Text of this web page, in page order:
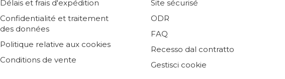
Délais et frais d'expédition
Confidentialité et traitement
des données
Politique relative aux cookies
Conditions de vente
Site sécurisé
ODR
FAQ
Recesso dal contratto
Gestisci cookie